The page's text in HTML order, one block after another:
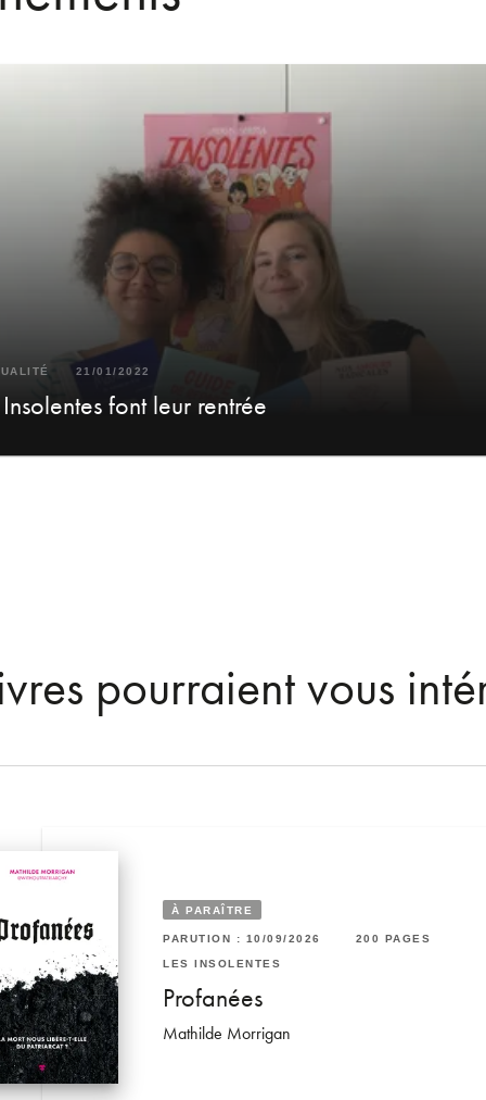
21/01/2022
Insolentes font leur rentrée
pourraient vous
PAGES : 24/04/2024 224 PAGES
INSOLENTES
la violence
Thibaud
À PARAÎTRE
PARUTION : 10/09/2026 200 PAGES
LES INSOLENTES
Profanées
Mathilde Morrigan